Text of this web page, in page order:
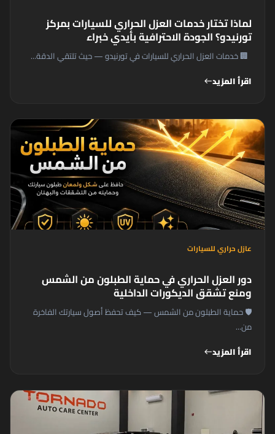
لماذا تختار خدمات العزل الحراري للسيارات بمركز
تورنيدو؟ الجودة الاحترافية بأيدي خبراء
🏢 خدمات العزل الحراري للسيارات في تورنيدو — حيث تلتقي الدقة...
اقرأ المزيدwest
عازل حراري للسيارات
دور العزل الحراري في حماية الطبلون من الشمس
ومنع تشقق الديكورات الداخلية
🛡️ حماية الطبلون من الشمس — كيف تحفظ أصول سيارتك الفاخرة
من...
اقرأ المزيدwest